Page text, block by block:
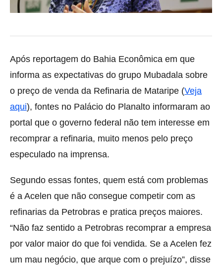
Após reportagem do Bahia Econômica em que
informa as expectativas do grupo Mubadala sobre
o preço de venda da Refinaria de Mataripe (Veja
aqui), fontes no Palácio do Planalto informaram ao
portal que o governo federal não tem interesse em
recomprar a refinaria, muito menos pelo preço
especulado na imprensa.
Segundo essas fontes, quem está com problemas
é a Acelen que não consegue competir com as
refinarias da Petrobras e pratica preços maiores.
“Não faz sentido a Petrobras recomprar a empresa
por valor maior do que foi vendida. Se a Acelen fez
um mau negócio, que arque com o prejuízo”, disse